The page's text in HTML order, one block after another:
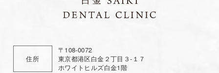
ン
住所
〒108-0072
東京都港区白金２丁目３-１７
ホワイトヒルズ白金1階